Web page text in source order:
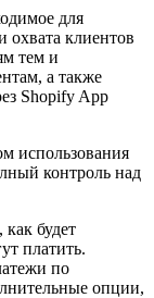
для
охвата клиентов
тем и
а также
Shopify App
использования
контроль над
будет
платить.
по
опции,